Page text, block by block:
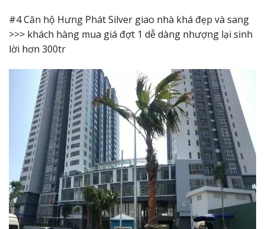
#4 Căn hộ Hưng Phát Silver giao nhà khá đẹp và sang
>>> khách hàng mua giá đợt 1 dễ dàng nhượng lại sinh
lời hơn 300tr